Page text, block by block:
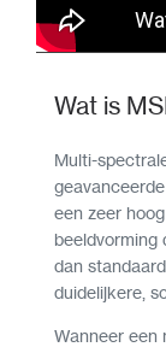
Wat is
Multi-
een zeer
beeldvorming
dan
duidelijkere,
Wanneer een